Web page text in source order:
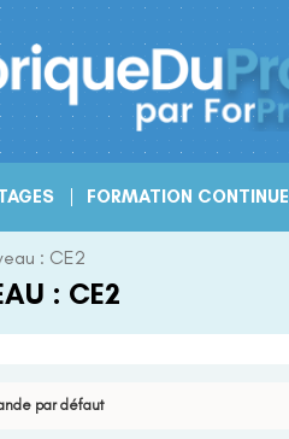
FORMATION CONTINUE
: CE2
: CE2
par défaut